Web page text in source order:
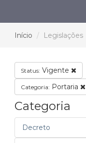
Início Legislações
Status: Vigente
Categoria: Portaria
Categoria
Decreto